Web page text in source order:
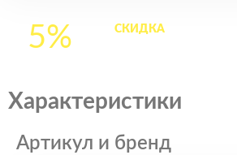
5% СКИДКАна все
Характеристики
Артикул и бренд